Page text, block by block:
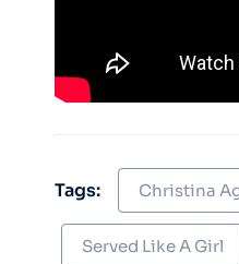
Tags: Christina
Served Like A Girl